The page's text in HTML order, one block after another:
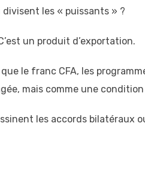
les « puissants » ?
un produit d’exportation.
le franc CFA, les
mais comme une condition
les accords